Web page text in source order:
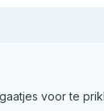
voor te